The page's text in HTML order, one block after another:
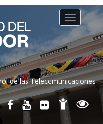
de las Telecomunicaciones
Toggle
navigation